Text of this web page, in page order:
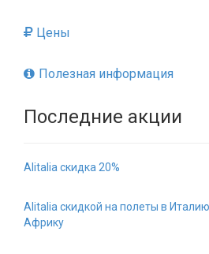
Цены
Полезная информация
Последние акции
Alitalia скидка 20%
Alitalia скидкой на полеты в
Африку